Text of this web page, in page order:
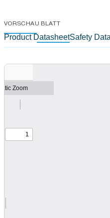
VORSCHAU BLATT
Product DatasheetSafety